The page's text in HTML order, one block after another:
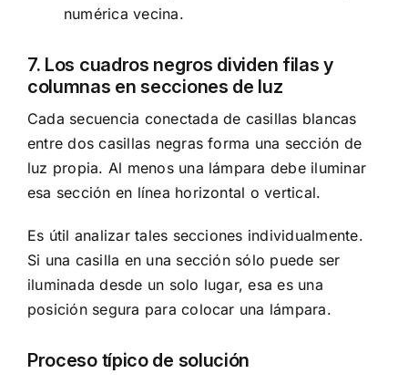
numérica vecina.
7. Los cuadros negros dividen filas y
columnas en secciones de luz
Cada secuencia conectada de casillas blancas
entre dos casillas negras forma una sección de
luz propia. Al menos una lámpara debe iluminar
esa sección en línea horizontal o vertical.
Es útil analizar tales secciones individualmente.
Si una casilla en una sección sólo puede ser
iluminada desde un solo lugar, esa es una
posición segura para colocar una lámpara.
Proceso típico de solución